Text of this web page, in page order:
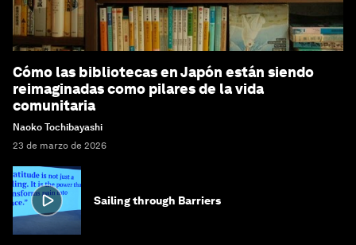
Cómo las bibliotecas en Japón están siendo
reimaginadas como pilares de la vida
comunitaria
Naoko Tochibayashi
23 de marzo de 2026
Sailing through Barriers